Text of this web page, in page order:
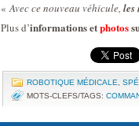
«Avec ce nouveau véhicule, les
Plus d’informations etphotos
ROBOTIQUE MÉDICALE
MOTS-CLEFS/TAGS: